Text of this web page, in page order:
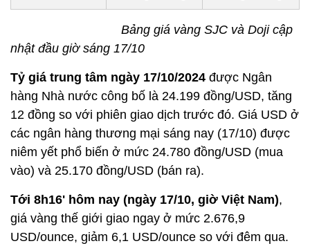
Bảng giá vàng SJC và Doji cập
nhật đầu giờ sáng 17/10
Tỷ giá trung tâm ngày 17/10/2024 được Ngân
hàng Nhà nước công bố là 24.199 đồng/USD, tăng
12 đồng so với phiên giao dịch trước đó. Giá USD ở
các ngân hàng thương mại sáng nay (17/10) được
niêm yết phổ biến ở mức 24.780 đồng/USD (mua
vào) và 25.170 đồng/USD (bán ra).
Tới 8h16' hôm nay (ngày 17/10, giờ Việt Nam),
giá vàng thế giới giao ngay ở mức 2.676,9
USD/ounce, giảm 6,1 USD/ounce so với đêm qua.